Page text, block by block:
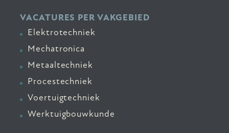
VACATURES PER VAKGEBIED
Elektrotechniek
Mechatronica
Metaaltechniek
Procestechniek
Voertuigtechniek
Werktuigbouwkunde